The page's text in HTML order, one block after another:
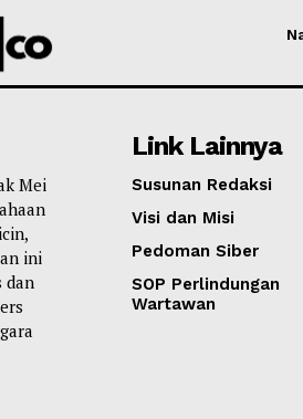
Mei
ini
dan
Link Lainnya
Susunan Redaksi
Visi dan Misi
Pedoman Siber
SOP Perlindungan
Wartawan